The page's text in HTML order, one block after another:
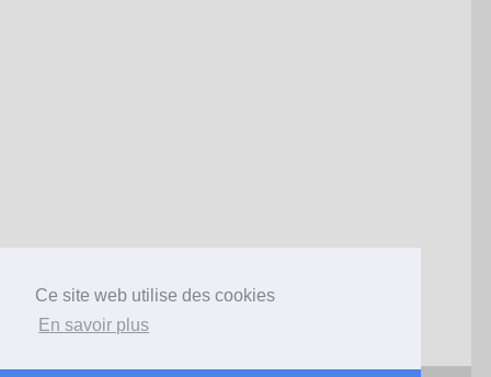
Ce site web utilise des cookies
En savoir plus